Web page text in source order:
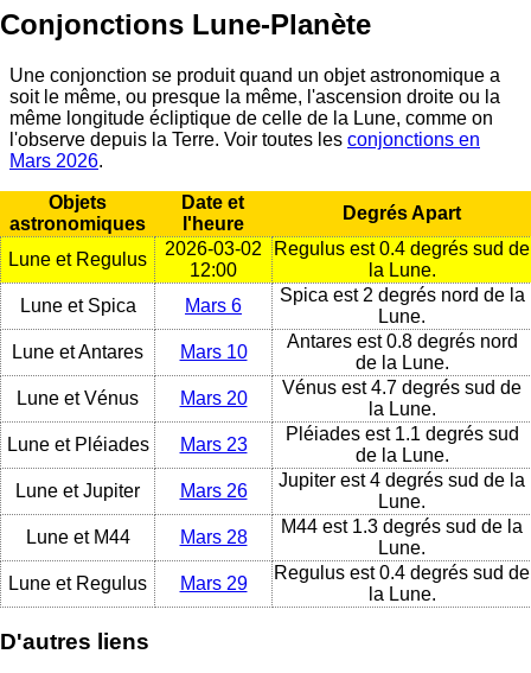
Conjonctions Lune-Planète
Une conjonction se produit quand un objet astronomique a
soit le même, ou presque la même, l'ascension droite ou la
même longitude écliptique de celle de la Lune, comme on
l'observe depuis la Terre. Voir toutes les conjonctions en
Mars 2026.
Objets
astronomiques
Date et
l'heure
Degrés Apart
Lune et Regulus
2026-03-02
12:00
Regulus est 0.4 degrés sud de
la Lune.
Lune et Spica
Mars 6
Spica est 2 degrés nord de la
Lune.
Lune et Antares
Mars 10
Antares est 0.8 degrés nord
de la Lune.
Lune et Vénus
Mars 20
Vénus est 4.7 degrés sud de
la Lune.
Lune et Pléiades
Mars 23
Pléiades est 1.1 degrés sud
de la Lune.
Lune et Jupiter
Mars 26
Jupiter est 4 degrés sud de la
Lune.
Lune et M44
Mars 28
M44 est 1.3 degrés sud de la
Lune.
Lune et Regulus
Mars 29
Regulus est 0.4 degrés sud de
la Lune.
D'autres liens